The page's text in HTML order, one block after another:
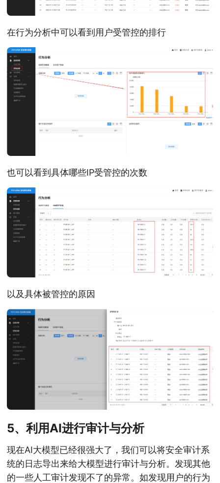
在行为分析中可以看到用户受管控的排行
也可以看到具体哪些IP受管控的次数
以及具体被管控的原因
5、利用AI进行审计与分析
现在AI大模型已经很强大了，我们可以将安全审计系
统的日志导出来给大模型进行审计与分析。发现其他
的一些人工审计发现不了的异常。如发现用户的行为